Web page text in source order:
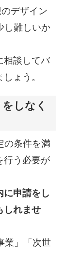
デザイン
し難しいか
相談してバ
ょう。
しなく
の条件を満
行う必要が
に申請をし
しれませ
業」「次世